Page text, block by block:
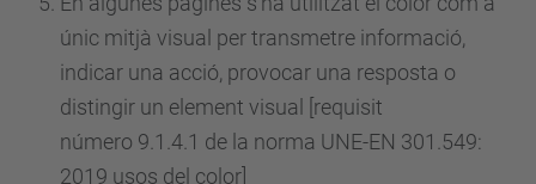
únic mitjà visual per transmetre informació,
indicar una acció, provocar una resposta o
distingir un element visual [requisit
número 9.1.4.1 de la norma UNE-EN 301.549:
2019 usos del color]